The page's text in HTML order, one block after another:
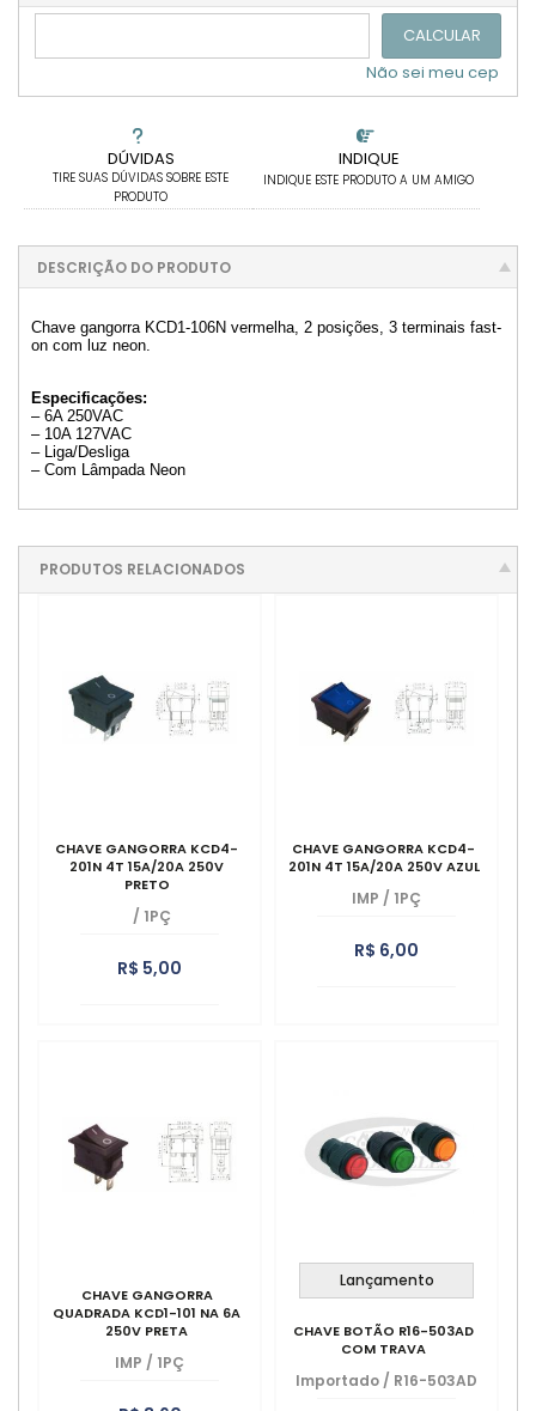
DÚVIDAS
TIRE SUAS DÚVIDAS SOBRE ESTE
PRODUTO
INDIQUE
INDIQUE ESTE PRODUTO A UM AMIGO
CALCULAR
Não sei meu cep
DESCRIÇÃO DO PRODUTO
Chave gangorra KCD1-106N vermelha, 2 posições, 3 terminais fast-
on com luz neon.
Especificações:
– 6A 250VAC
– 10A 127VAC
– Liga/Desliga
– Com Lâmpada Neon
PRODUTOS RELACIONADOS
CHAVE GANGORRA KCD4-
201N 4T 15A/20A 250V
PRETO
/ 1PÇ
R$ 5,00
CHAVE GANGORRA KCD4-
201N 4T 15A/20A 250V AZUL
IMP / 1PÇ
R$ 6,00
CHAVE GANGORRA
QUADRADA KCD1-101 NA 6A
250V PRETA
IMP / 1PÇ
Lançamento
CHAVE BOTÃO R16-503AD
COM TRAVA
Importado / R16-503AD